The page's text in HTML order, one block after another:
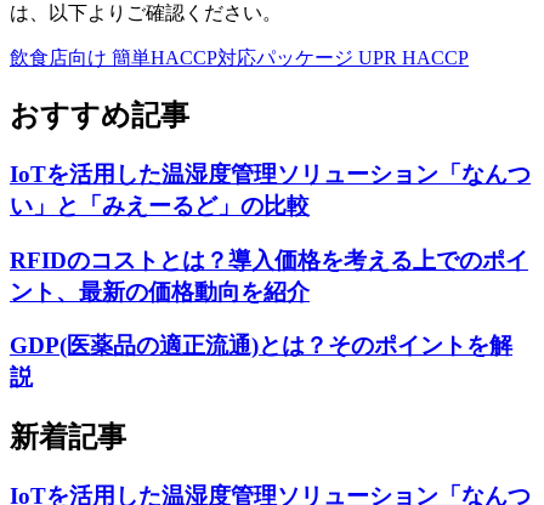
は、以下よりご確認ください。
飲食店向け 簡単HACCP対応パッケージ UPR HACCP
おすすめ記事
IoTを活用した温湿度管理ソリューション「なんつ
い」と「みえーるど」の比較
RFIDのコストとは？導入価格を考える上でのポイ
ント、最新の価格動向を紹介
GDP(医薬品の適正流通)とは？そのポイントを解
説
新着記事
IoTを活用した温湿度管理ソリューション「なんつ